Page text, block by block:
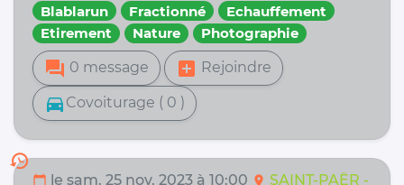
Blablarun Fractionné
Echauffement
Etirement
Nature Photographie
forum 0 message add_box Rejoindre
directions_car Covoiturage ( 0 )
history
calendar_today le sam. 25 nov. 2023 à 10:00 location_on SAINT-PAËR -